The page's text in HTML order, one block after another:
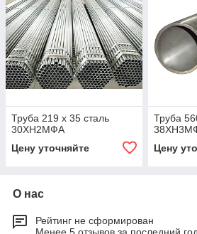
Труба 219 х 35 сталь
30ХН2МФА
Цену уточняйте
Труба
Цену
О нас
Рейтинг не сформирован